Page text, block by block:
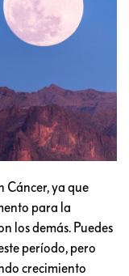
Cáncer, ya que
para la
los demás. Puedes
período, pero
crecimiento